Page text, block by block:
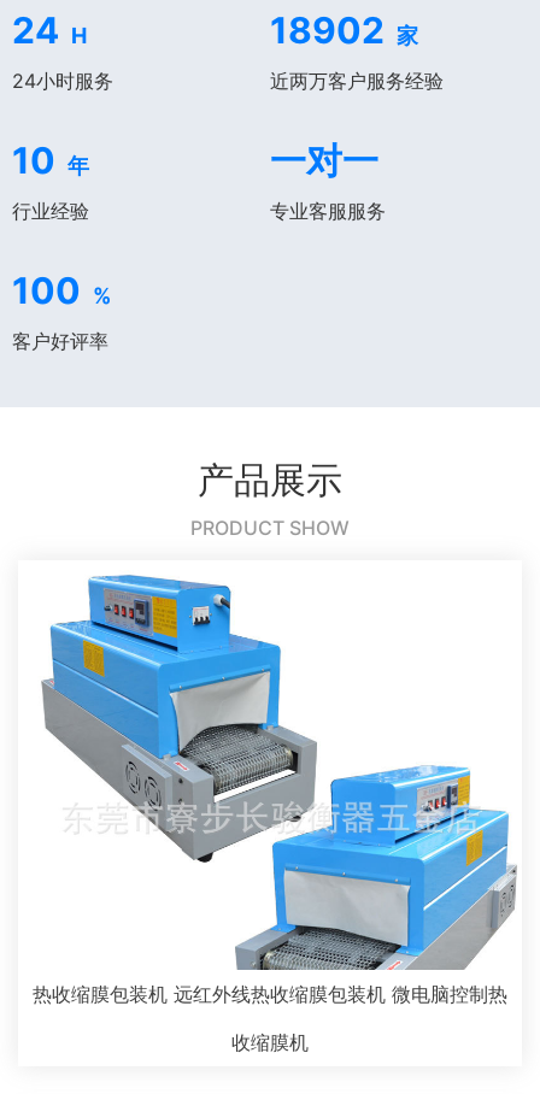
24 H
24小时服务
18902 家
近两万客户服务经验
10 年
行业经验
一对一
专业客服服务
100 %
客户好评率
产品展示
PRODUCT SHOW
热收缩膜包装机 远红外线热收缩膜包装机 微电脑控制热
收缩膜机